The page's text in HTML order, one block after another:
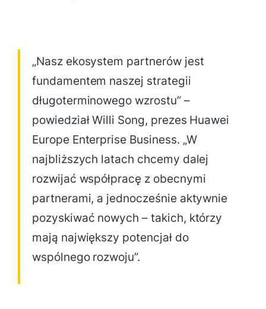
„Nasz ekosystem partnerów jest
fundamentem naszej strategii
długoterminowego wzrostu” –
powiedział Willi Song, prezes Huawei
Europe Enterprise Business. „W
najbliższych latach chcemy dalej
rozwijać współpracę z obecnymi
partnerami, a jednocześnie aktywnie
pozyskiwać nowych – takich, którzy
mają największy potencjał do
wspólnego rozwoju”.